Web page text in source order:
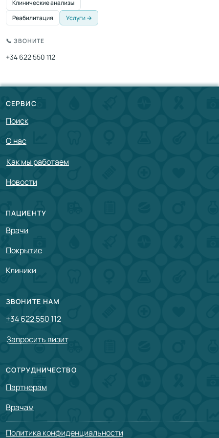
Клинические анализы
Реабилитация
Услуги →
📞 ЗВОНИТЕ
+34 622 550 112
СЕРВИС
Поиск
О нас
Как мы работаем
Новости
ПАЦИЕНТУ
Врачи
Покрытие
Клиники
ЗВОНИТЕ НАМ
+34 622 550 112
Запросить визит
СОТРУДНИЧЕСТВО
Партнерам
Врачам
Политика конфиденциальности